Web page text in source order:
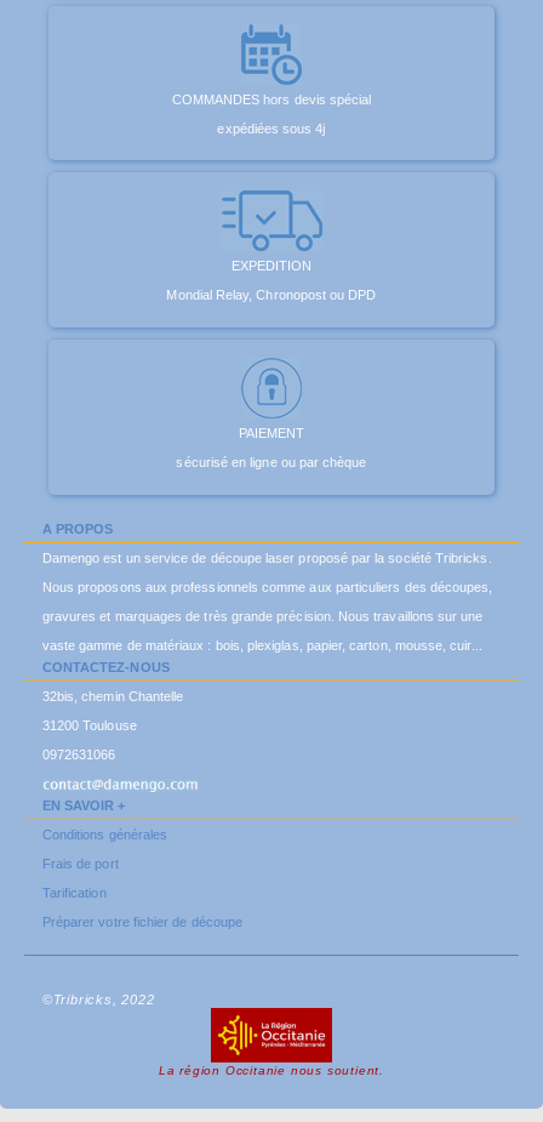
COMMANDES hors devis spécial
expédiées sous 4j
EXPEDITION
Mondial Relay, Chronopost ou DPD
PAIEMENT
sécurisé en ligne ou par chèque
A PROPOS
Damengo est un service de découpe laser proposé par la société Tribricks.
Nous proposons aux professionnels comme aux particuliers des découpes,
gravures et marquages de très grande précision. Nous travaillons sur une
vaste gamme de matériaux : bois, plexiglas, papier, carton, mousse, cuir...
CONTACTEZ-NOUS
32bis, chemin Chantelle
31200 Toulouse
0972631066
EN SAVOIR +
Conditions générales
Frais de port
Tarification
Préparer votre fichier de découpe
©Tribricks, 2022
La région Occitanie nous soutient.